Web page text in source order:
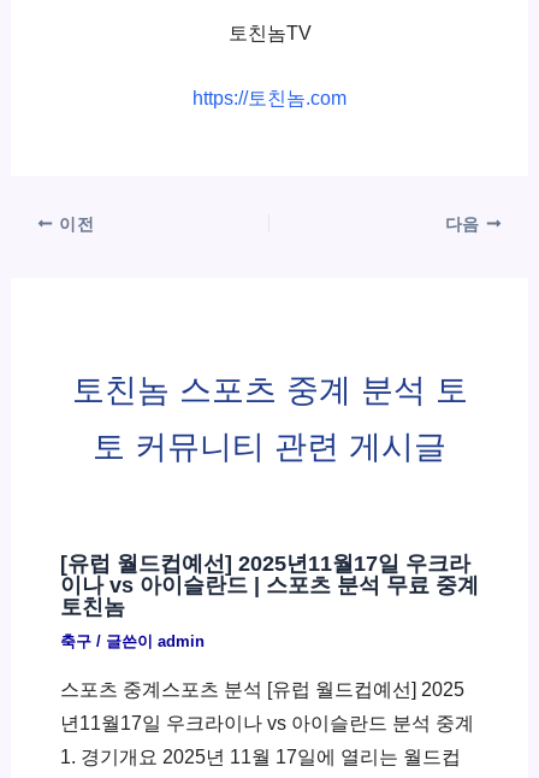
토친놈TV
https://토친놈.com
이전 다음
토친놈 스포츠 중계 분석 토
토 커뮤니티 관련 게시글
[유럽 월드컵예선] 2025년11월17일 우크라
이나 vs 아이슬란드 | 스포츠 분석 무료 중계
토친놈
축구/ 글쓴이 admin
스포츠 중계스포츠 분석 [유럽 월드컵예선] 2025
년11월17일 우크라이나 vs 아이슬란드 분석 중계
1. 경기개요 2025년 11월 17일에 열리는 월드컵